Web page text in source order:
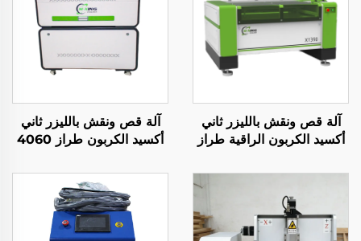
آلة قص ونقش بالليزر ثاني
أكسيد الكربون الراقية طراز
والخشب ولوح الألياف
المتوسطة الكثافة (MDF)
آلة قص ونقش بالليزر ثاني
أكسيد الكربون طراز 4060